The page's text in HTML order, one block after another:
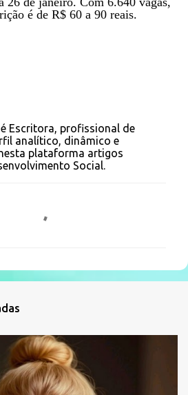
é de R$ 60 a 90 reais.
Escritora, profissional de
analítico, dinâmico e
plataforma artigos
Social.